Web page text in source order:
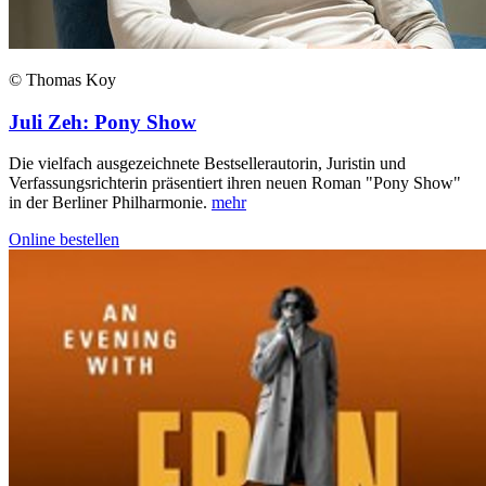
© Thomas Koy
Juli Zeh: Pony Show
Die vielfach ausgezeichnete Bestsellerautorin, Juristin und
Verfassungsrichterin präsentiert ihren neuen Roman "Pony Show"
in der Berliner Philharmonie. mehr
Online bestellen